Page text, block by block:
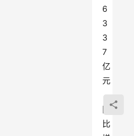
6
3
3
7
亿
元
，
比